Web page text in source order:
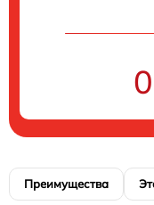
Преимущества